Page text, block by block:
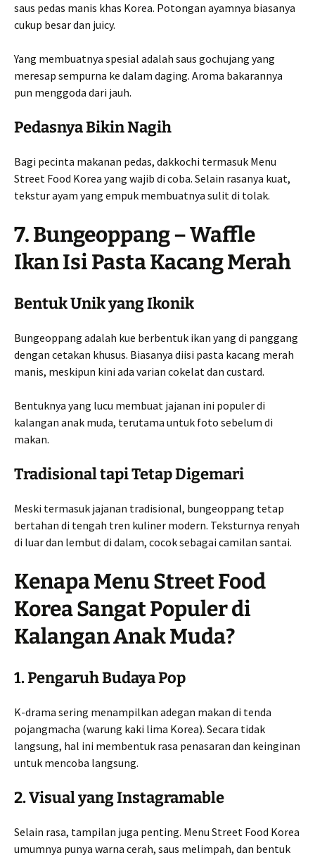
saus pedas manis khas Korea. Potongan ayamnya biasanya
cukup besar dan juicy.
Yang membuatnya spesial adalah saus gochujang yang
meresap sempurna ke dalam daging. Aroma bakarannya
pun menggoda dari jauh.
Pedasnya Bikin Nagih
Bagi pecinta makanan pedas, dakkochi termasuk Menu
Street Food Korea yang wajib di coba. Selain rasanya kuat,
tekstur ayam yang empuk membuatnya sulit di tolak.
7. Bungeoppang – Waffle
Ikan Isi Pasta Kacang Merah
Bentuk Unik yang Ikonik
Bungeoppang adalah kue berbentuk ikan yang di panggang
dengan cetakan khusus. Biasanya diisi pasta kacang merah
manis, meskipun kini ada varian cokelat dan custard.
Bentuknya yang lucu membuat jajanan ini populer di
kalangan anak muda, terutama untuk foto sebelum di
makan.
Tradisional tapi Tetap Digemari
Meski termasuk jajanan tradisional, bungeoppang tetap
bertahan di tengah tren kuliner modern. Teksturnya renyah
di luar dan lembut di dalam, cocok sebagai camilan santai.
Kenapa Menu Street Food
Korea Sangat Populer di
Kalangan Anak Muda?
1. Pengaruh Budaya Pop
K-drama sering menampilkan adegan makan di tenda
pojangmacha (warung kaki lima Korea). Secara tidak
langsung, hal ini membentuk rasa penasaran dan keinginan
untuk mencoba langsung.
2. Visual yang Instagramable
Selain rasa, tampilan juga penting. Menu Street Food Korea
umumnya punya warna cerah, saus melimpah, dan bentuk